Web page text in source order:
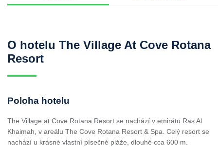
O hotelu The Village At Cove Rotana
Resort
Poloha hotelu
The Village at Cove Rotana Resort se nachází v emirátu Ras Al
Khaimah, v areálu The Cove Rotana Resort & Spa. Celý resort se
nachází u krásné vlastní písečné pláže, dlouhé cca 600 m.